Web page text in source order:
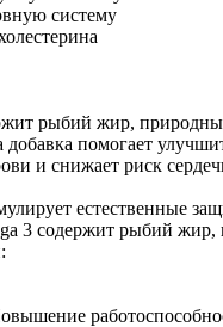
систему
рыбий жир,
помогает
и снижает риск
естественные
3 содержит рыбий